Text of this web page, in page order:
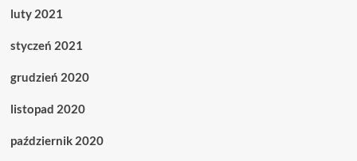
luty 2021
styczeń 2021
grudzień 2020
listopad 2020
październik 2020